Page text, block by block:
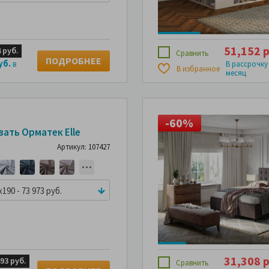
руб.
в
ПОДРОБНЕЕ
Сравнить
В избранное
51,152
В
месяц
-34%
может быть
больше
Орматек Elle
Артикул: 107427
- 73 973 руб.
руб.
-60%
Сравнить
31,308